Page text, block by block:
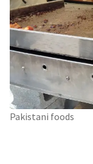
Pakistani foods